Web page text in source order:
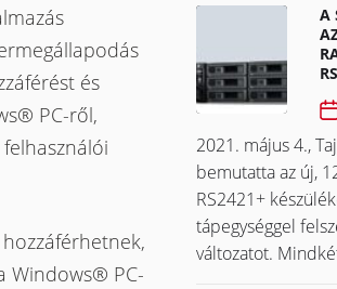
és
PC-ről,
Windows® PC-
A
2021. május 4.,
bemutatta az új,
RS2421+
tápegységgel
változatot.